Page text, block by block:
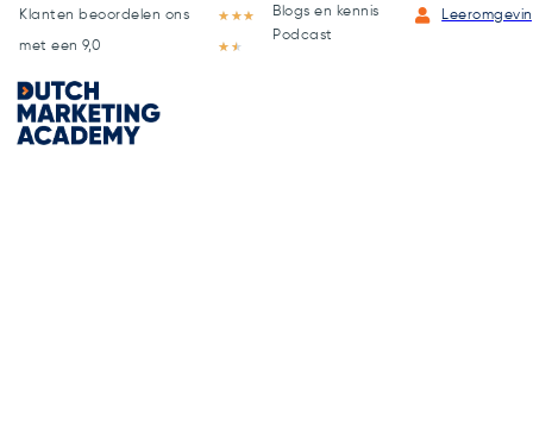
Klanten beoordelen ons
met een 9,0
★ ★★
★ ★
Blogs en kennis
Podcast